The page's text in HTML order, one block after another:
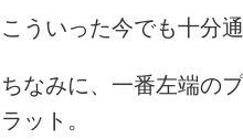
こういった今でも十分
ちなみに、一番左端の
ラット。